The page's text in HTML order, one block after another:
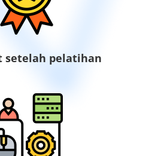
setelah pelatihan